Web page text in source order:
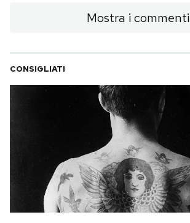
Mostra i commenti
CONSIGLIATI